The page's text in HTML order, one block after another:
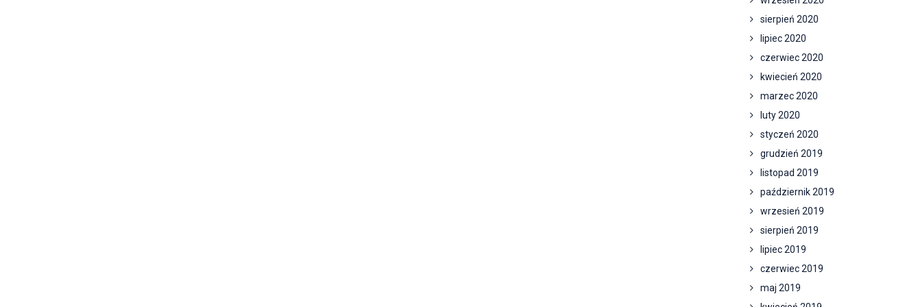
sierpień 2020
lipiec 2020
czerwiec 2020
kwiecień 2020
marzec 2020
luty 2020
styczeń 2020
grudzień 2019
listopad 2019
październik 2019
wrzesień 2019
sierpień 2019
lipiec 2019
czerwiec 2019
maj 2019